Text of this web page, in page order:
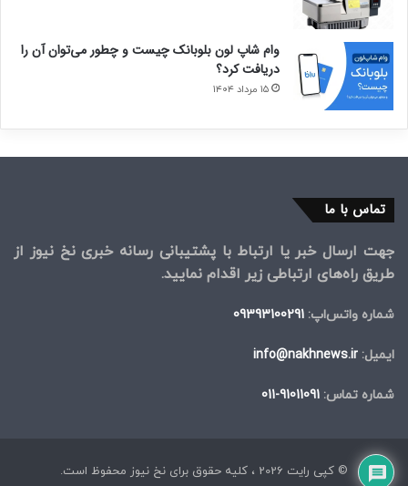
وام شاپ لون بلوبانک چیست و چطور می‌توان آن را
دریافت کرد؟
۱۵ مرداد ۱۴۰۴
تماس با ما
جهت ارسال خبر یا ارتباط با پشتیبانی رسانه خبری نخ نیوز از
طریق راه‌های ارتباطی زیر اقدام نمایید.
شماره واتس‌اپ: 09393100291
ایمیل: info@nakhnews.ir
شماره تماس: 91011091-011
© کپی رایت 2026 ، کلیه حقوق برای نخ نیوز محفوظ است.